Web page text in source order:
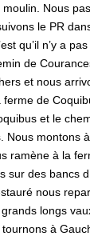
Nous
le PR
qu’il n’y a
de
et nous
de
et le
montons
ramène à la
sur des bancs
nous
longs
à